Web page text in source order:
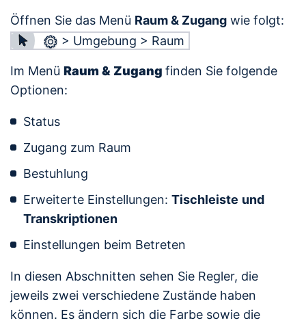
Öffnen Sie das Menü Raum & Zugang wie folgt:
> Umgebung > Raum
Im Menü Raum & Zugang finden Sie folgende
Optionen:
Status
Zugang zum Raum
Bestuhlung
Erweiterte Einstellungen:Tischleiste und
Transkriptionen
Einstellungen beim Betreten
In diesen Abschnitten sehen Sie Regler, die
jeweils zwei verschiedene Zustände haben
können. Es ändern sich die Farbe sowie die